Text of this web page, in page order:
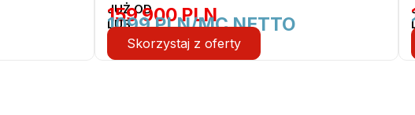
JUŻ OD
159 900 PLN
LUB
1099 PLN/MC NETTO
Skorzystaj z oferty